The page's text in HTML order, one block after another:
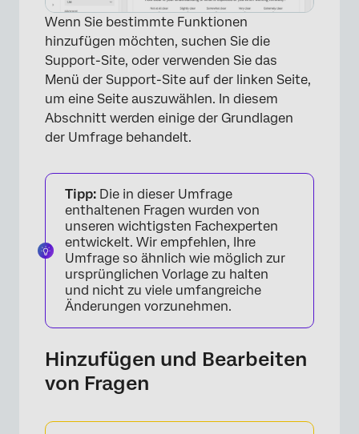
Wenn Sie bestimmte Funktionen
hinzufügen möchten, suchen Sie die
Support-Site, oder verwenden Sie das
Menü der Support-Site auf der linken Seite,
um eine Seite auszuwählen. In diesem
Abschnitt werden einige der Grundlagen
der Umfrage behandelt.
Tipp: Die in dieser Umfrage
enthaltenen Fragen wurden von
unseren wichtigsten Fachexperten
entwickelt. Wir empfehlen, Ihre
Umfrage so ähnlich wie möglich zur
ursprünglichen Vorlage zu halten
und nicht zu viele umfangreiche
Änderungen vorzunehmen.
Hinzufügen und Bearbeiten
von Fragen